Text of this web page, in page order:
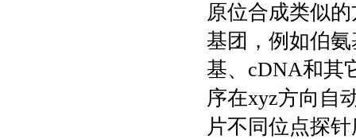
原位合成类似
基团，例如伯
基、cDNA和其
序在xyz方向自
片不同位点探